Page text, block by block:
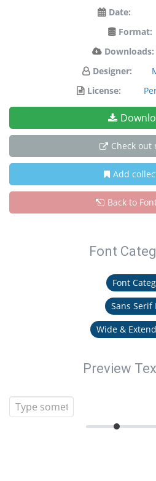
Date:
Format:
Downloads:
Designer:
License:
Check out
Add
Back to
Font
Font
Sans Serif
Wide &
Preview